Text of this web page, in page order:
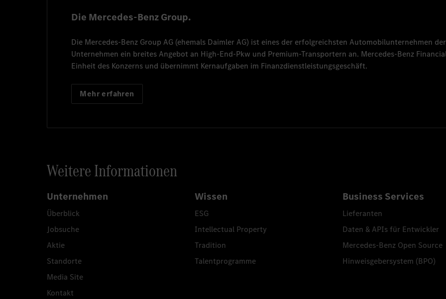
Die Mercedes-Benz Group.
Die Mercedes-Benz Group AG (ehemals Daimler AG) ist eines der erfolgreichsten Automobilunternehmen
Unternehmen ein breites Angebot an High-End-Pkw und Premium-Transportern an. Mercedes-Benz
Einheit des Konzerns und übernimmt Kernaufgaben im Finanzdienstleistungsgeschäft.
Mehr erfahren
Weitere Informationen
Unternehmen
Überblick
Jobsuche
Aktie
Standorte
Media Site
Kontakt
Wissen
ESG
Intellectual Property
Tradition
Talentprogramme
Business Services
Lieferanten
Daten & APIs für Entwickler
Mercedes-Benz Open Source
Hinweisgebersystem (BPO)